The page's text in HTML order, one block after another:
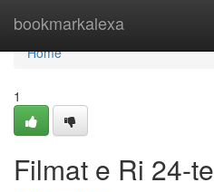
bookmarkalexa
Home
Home
1
Filmat e Ri 24-te